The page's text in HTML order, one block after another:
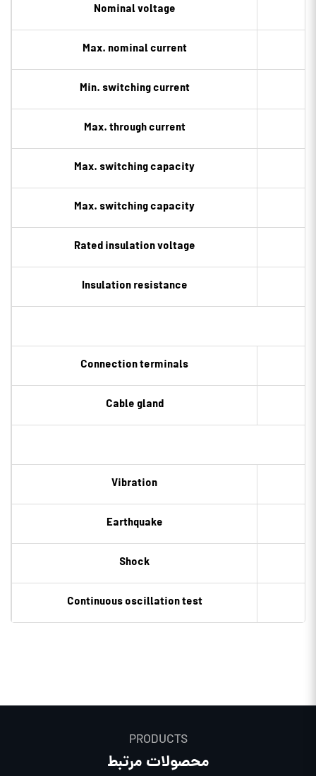
Nominal voltage
Max. nominal current
Min. switching current
Max. through current
Max. switching capacity
Max. switching capacity
Rated insulation voltage
Insulation resistance
Connection terminals
Cable gland
Vibration
Earthquake
Shock
Continuous oscillation test
PRODUCTS
محصولات مرتبط